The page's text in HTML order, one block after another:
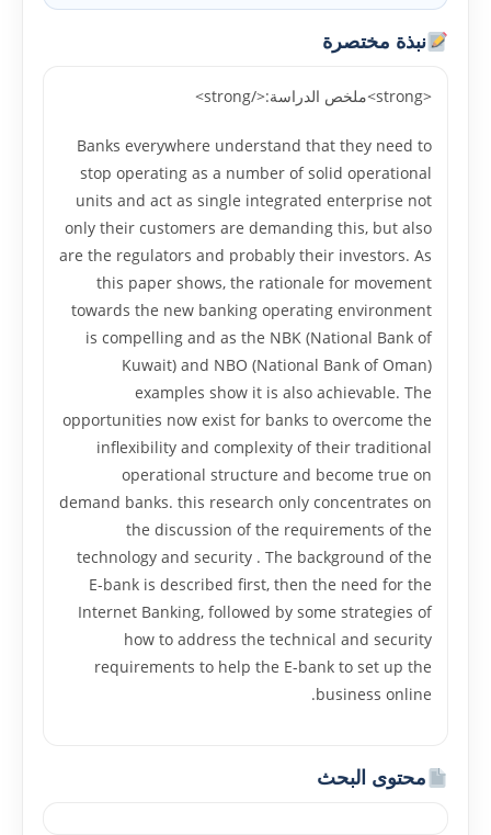
نبذة مختصرة
<strong>ملخص الدراسة:</strong>
Banks everywhere understand that they need to
stop operating as a number of solid operational
units and act as single integrated enterprise not
only their customers are demanding this, but also
are the regulators and probably their investors. As
this paper shows, the rationale for movement
towards the new banking operating environment
is compelling and as the NBK (National Bank of
Kuwait) and NBO (National Bank of Oman)
examples show it is also achievable. The
opportunities now exist for banks to overcome the
inflexibility and complexity of their traditional
operational structure and become true on
demand banks. this research only concentrates on
the discussion of the requirements of the
technology and security . The background of the
E-bank is described first, then the need for the
Internet Banking, followed by some strategies of
how to address the technical and security
requirements to help the E-bank to set up the
business online.
محتوى البحث